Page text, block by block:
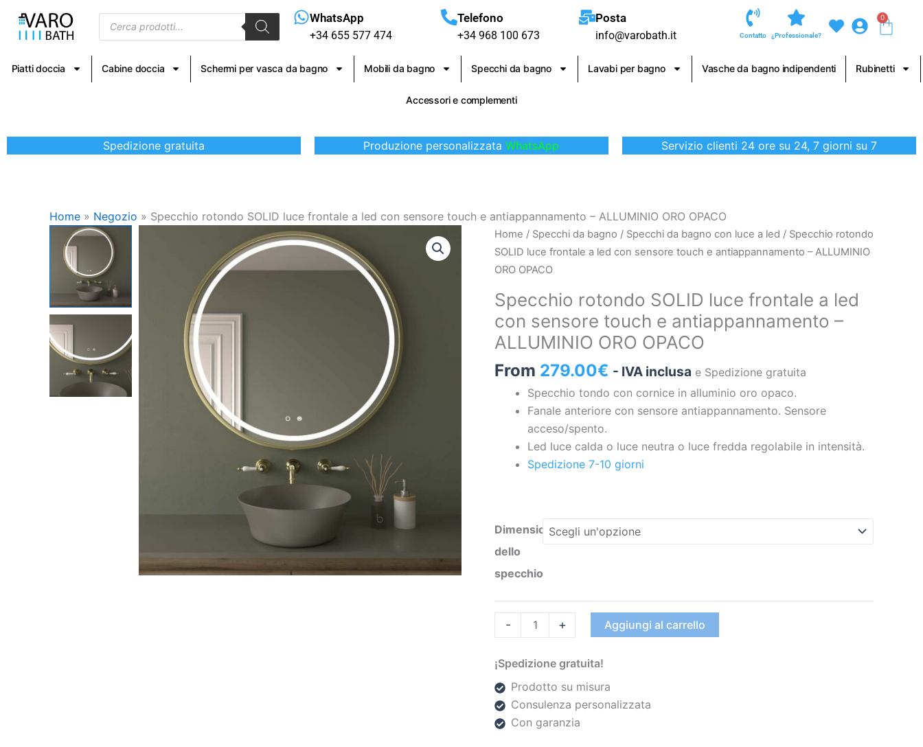
contenuto
Products
search
WhatsApp
+34 655 577 474
Telefono
+34 968 100 673
Posta
info@varobath.it Contatto ¿Professionale?
0
Piatti doccia Cabine doccia Schermi per vasca da bagno Mobili da bagno Specchi da bagno Lavabi per bagno Vasche da bagno indipendenti Rubinetti
Accessori e complementi
Spedizione gratuita Produzione personalizzataWhatsApp Servizio clienti 24 ore su 24, 7 giorni su 7
Home » Negozio » Specchio rotondo SOLID luce frontale a led con sensore touch e antiappannamento – ALLUMINIO ORO OPACO
Home / Specchi da bagno / Specchi da bagno con luce a led / Specchio rotondo
SOLID luce frontale a led con sensore touch e antiappannamento – ALLUMINIO
ORO OPACO
Specchio rotondo SOLID luce frontale a led
con sensore touch e antiappannamento –
ALLUMINIO ORO OPACO
From 279.00€ - IVA inclusa e Spedizione gratuita
Specchio tondo con cornice in alluminio oro opaco.
Fanale anteriore con sensore antiappannamento. Sensore
acceso/spento.
Led luce calda o luce neutra o luce fredda regolabile in intensità.
Spedizione 7-10 giorni
Dimensioni
dello
specchio
-
Specchio
rotondo
SOLID
frontale
a
led
sensore
touch
antiappannamento
ALLUMINIO
+ Aggiungi al carrello
¡Spedizione gratuita!
Prodotto su misura
Consulenza personalizzata
Con garanzia